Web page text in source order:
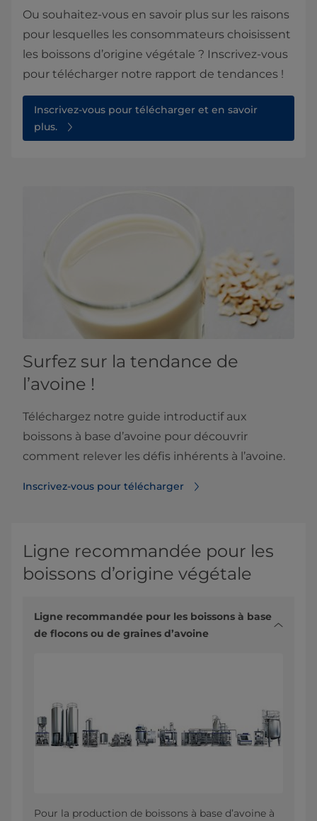
Ou souhaitez-vous en savoir plus sur les raisons
pour lesquelles les consommateurs choisissent
les boissons d’origine végétale ? Inscrivez-vous
pour télécharger notre rapport de tendances !
Inscrivez-vous pour télécharger et en savoir
plus.
Surfez sur la tendance de
l’avoine !
Téléchargez notre guide introductif aux
boissons à base d’avoine pour découvrir
comment relever les défis inhérents à l’avoine.
Inscrivez-vous pour télécharger
Ligne recommandée pour les
boissons d’origine végétale
Ligne recommandée pour les boissons à base
de flocons ou de graines d’avoine
Pour la production de boissons à base d’avoine à